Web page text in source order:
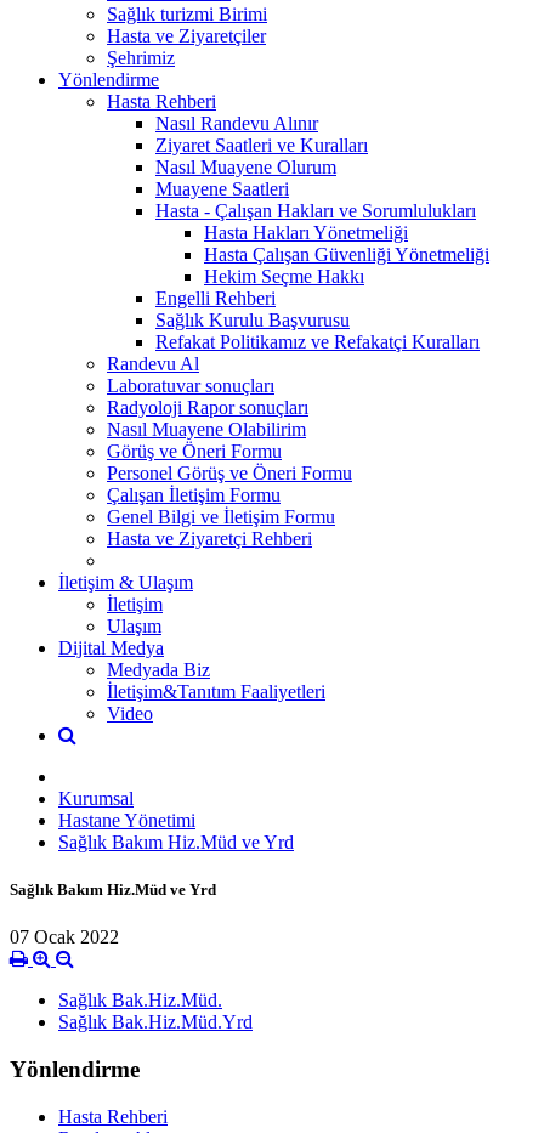
Sağlık turizmi Birimi
Hasta ve Ziyaretçiler
Şehrimiz
Yönlendirme
Hasta Rehberi
Nasıl Randevu Alınır
Ziyaret Saatleri ve Kuralları
Nasıl Muayene Olurum
Muayene Saatleri
Hasta - Çalışan Hakları ve Sorumlulukları
Hasta Hakları Yönetmeliği
Hasta Çalışan Güvenliği Yönetmeliği
Hekim Seçme Hakkı
Engelli Rehberi
Sağlık Kurulu Başvurusu
Refakat Politikamız ve Refakatçi Kuralları
Randevu Al
Laboratuvar sonuçları
Radyoloji Rapor sonuçları
Nasıl Muayene Olabilirim
Görüş ve Öneri Formu
Personel Görüş ve Öneri Formu
Çalışan İletişim Formu
Genel Bilgi ve İletişim Formu
Hasta ve Ziyaretçi Rehberi
İletişim & Ulaşım
İletişim
Ulaşım
Dijital Medya
Medyada Biz
İletişim&Tanıtım Faaliyetleri
Video
Kurumsal
Hastane Yönetimi
Sağlık Bakım Hiz.Müd ve Yrd
Sağlık Bakım Hiz.Müd ve Yrd
07 Ocak 2022
Sağlık Bak.Hiz.Müd.
Sağlık Bak.Hiz.Müd.Yrd
Yönlendirme
Hasta Rehberi